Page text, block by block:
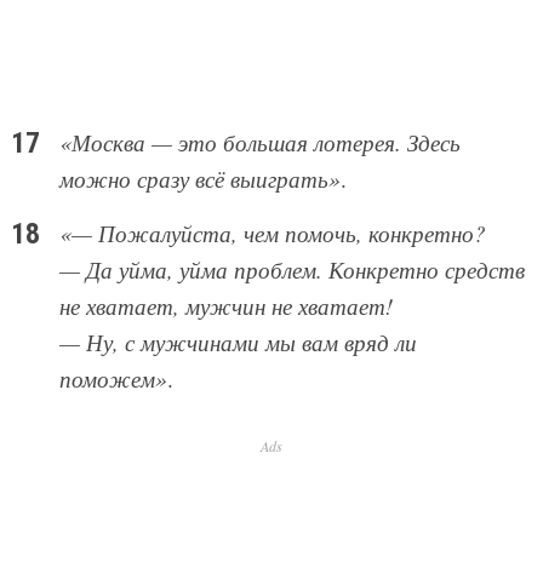
«Москва — это большая лотерея. Здесь
можно сразу всё выиграть».
«— Пожалуйста, чем помочь, конкретно?
— Да уйма, уйма проблем. Конкретно средств
не хватает, мужчин не хватает!
— Ну, с мужчинами мы вам вряд ли
поможем».
Ads